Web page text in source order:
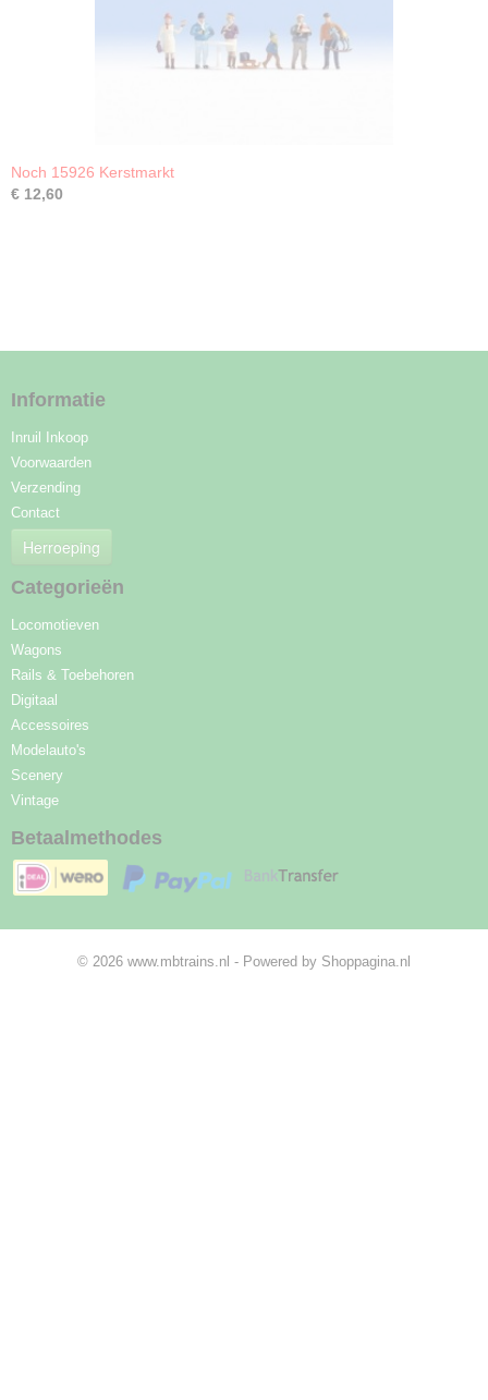
Noch 15926 Kerstmarkt
€ 12,60
Informatie
Inruil Inkoop
Voorwaarden
Verzending
Contact
Herroeping
Categorieën
Locomotieven
Wagons
Rails & Toebehoren
Digitaal
Accessoires
Modelauto's
Scenery
Vintage
Betaalmethodes
© 2026 www.mbtrains.nl - Powered by Shoppagina.nl